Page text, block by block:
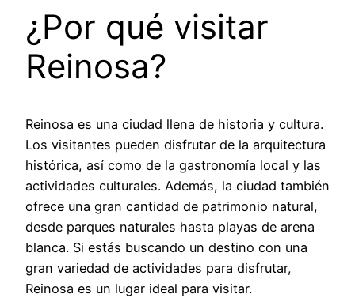
¿Por qué visitar
Reinosa?
Reinosa es una ciudad llena de historia y cultura.
Los visitantes pueden disfrutar de la arquitectura
histórica, así como de la gastronomía local y las
actividades culturales. Además, la ciudad también
ofrece una gran cantidad de patrimonio natural,
desde parques naturales hasta playas de arena
blanca. Si estás buscando un destino con una
gran variedad de actividades para disfrutar,
Reinosa es un lugar ideal para visitar.